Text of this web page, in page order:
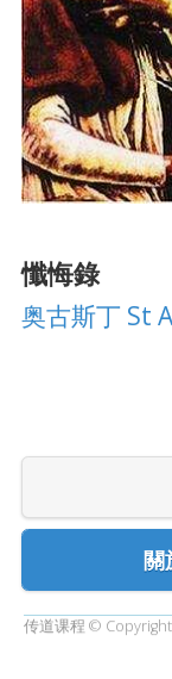
懺悔錄
奥古斯丁 St
關
传道课程 ©